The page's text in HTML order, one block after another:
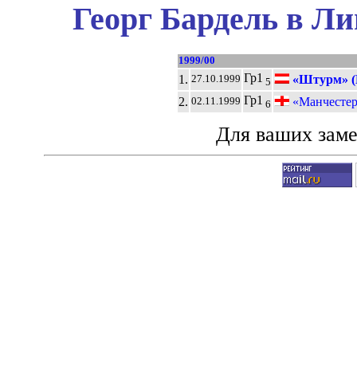
Георг Бардель в
1999/00
1. 27.10.1999 Гр1 5
«Штурм»
2. 02.11.1999 Гр1 6
Для ваших